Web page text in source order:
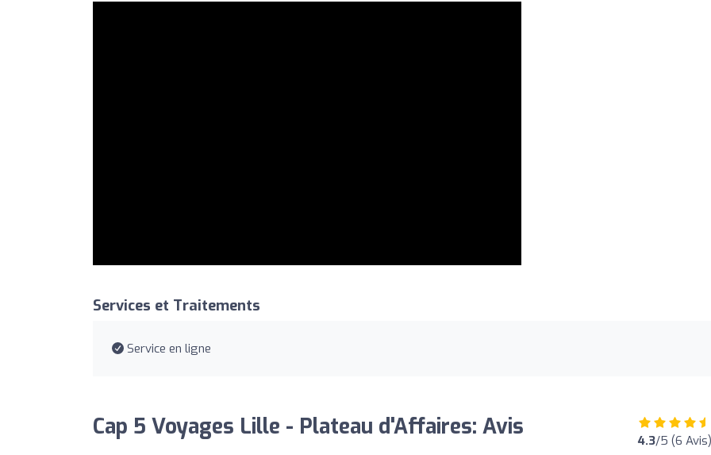
Services et Traitements
Service en ligne
Cap 5 Voyages Lille - Plateau d'Affaires: Avis 4.3/5 (6 Avis)